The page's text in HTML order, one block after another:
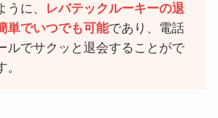
うに、 レバテックルーキーの退
単でいつでも可能であり、電話
ルでサクッと退会することがで
。